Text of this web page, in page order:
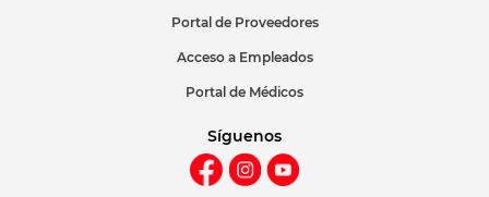
Portal de Proveedores
Acceso a Empleados
Portal de Médicos
Síguenos